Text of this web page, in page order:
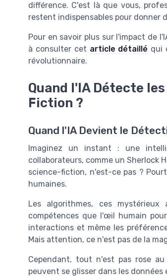
différence. C'est là que vous,
restent indispensables pour donner
Pour en savoir plus sur l'impact de
à consulter cet article détaillé qui
révolutionnaire.
Quand l'IA Détecte
Fiction ?
Quand l'IA Devient le
Imaginez un instant : une
collaborateurs, comme un Sherlock
science-fiction, n'est-ce pas ?
humaines.
Les algorithmes, ces
compétences que l'œil humain
interactions et même les
Mais attention, ce n'est pas de la
Cependant, tout n'est pas rose
peuvent se glisser dans les